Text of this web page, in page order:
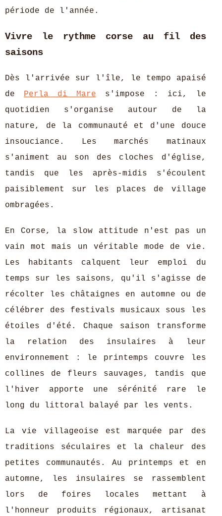
période de l'année.
Vivre le rythme corse au fil des
saisons
Dès l'arrivée sur l'île, le tempo apaisé
de Perla di Mare s'impose : ici, le
quotidien s'organise autour de la
nature, de la communauté et d'une douce
insouciance. Les marchés matinaux
s'animent au son des cloches d'église,
tandis que les après-midis s'écoulent
paisiblement sur les places de village
ombragées.
En Corse, la slow attitude n'est pas un
vain mot mais un véritable mode de vie.
Les habitants calquent leur emploi du
temps sur les saisons, qu'il s'agisse de
récolter les châtaignes en automne ou de
célébrer des festivals musicaux sous les
étoiles d'été. Chaque saison transforme
la relation des insulaires à leur
environnement : le printemps couvre les
collines de fleurs sauvages, tandis que
l'hiver apporte une sérénité rare le
long du littoral balayé par les vents.
La vie villageoise est marquée par des
traditions séculaires et la chaleur des
petites communautés. Au printemps et en
automne, les insulaires se rassemblent
lors de foires locales mettant à
l'honneur produits régionaux, artisanat